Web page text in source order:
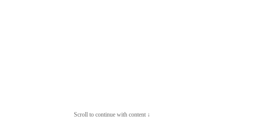
Scroll to continue with content ↓